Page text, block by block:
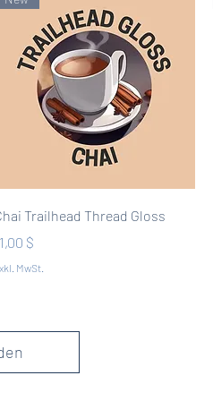
Schnellansicht
Trailhead Thread Gloss
$
MwSt.